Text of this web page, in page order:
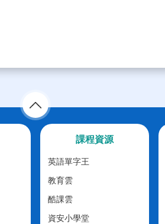
課程資源
英語單字王
教育雲
酷課雲
資安小學堂